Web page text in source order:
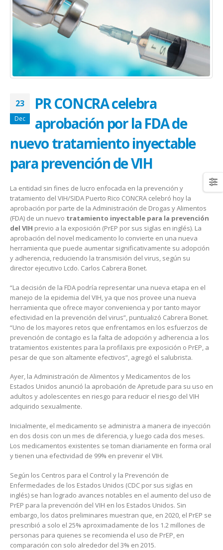
23
Dec
PR CONCRA celebra
aprobación por la FDA de
nuevo tratamiento inyectable
para prevención de VIH
La entidad sin fines de lucro enfocada en la prevención y
tratamiento del VIH/SIDA Puerto Rico CONCRA celebró hoy la
aprobación por parte de la Administración de Drogas y Alimentos
(FDA) de un nuevo tratamiento inyectable para la prevención
del VIH previo a la exposición (PrEP por sus siglas en inglés). La
aprobación del novel medicamento lo convierte en una nueva
herramienta que puede aumentar significativamente su adopción
y adherencia, reduciendo la transmisión del virus, según su
director ejecutivo Lcdo. Carlos Cabrera Bonet.
“La decisión de la FDA podría representar una nueva etapa en el
manejo de la epidemia del VIH, ya que nos provee una nueva
herramienta que ofrece mayor conveniencia y por tanto mayor
efectividad en la prevención del virus”, puntualizó Cabrera Bonet.
“Uno de los mayores retos que enfrentamos en los esfuerzos de
prevención de contagio es la falta de adopción y adherencia a los
tratamientos existentes para la profilaxis pre exposición o PrEP, a
pesar de que son altamente efectivos”, agregó el salubrista.
Ayer, la Administración de Alimentos y Medicamentos de los
Estados Unidos anunció la aprobación de Apretude para su uso en
adultos y adolescentes en riesgo para reducir el riesgo del VIH
adquirido sexualmente.
Inicialmente, el medicamento se administra a manera de inyección
en dos dosis con un mes de diferencia, y luego cada dos meses.
Los medicamentos existentes se toman diariamente en forma oral
y tienen una efectividad de 99% en prevenir el VIH.
Según los Centros para el Control y la Prevención de
Enfermedades de los Estados Unidos (CDC por sus siglas en
inglés) se han logrado avances notables en el aumento del uso de
PrEP para la prevención del VIH en los Estados Unidos. Sin
embargo, los datos preliminares muestran que, en 2020, el PrEP se
prescribió a solo el 25% aproximadamente de los 1.2 millones de
personas para quienes se recomienda el uso de PrEP, en
comparación con solo alrededor del 3% en 2015.